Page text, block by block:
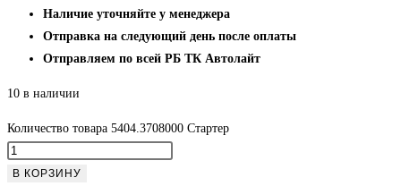
Наличие уточняйте у менеджера
Отправка на следующий день после оплаты
Отправляем по всей РБ ТК Автолайт
10 в наличии
Количество товара 5404.3708000 Стартер
В КОРЗИНУ